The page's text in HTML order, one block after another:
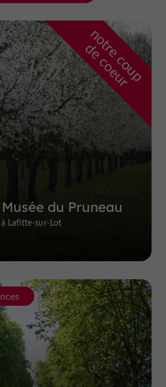
n
o
t
r
e
c
o
u
p
d
e
c
o
e
u
r
du Pruneau
à Lafitte-sur-Lot